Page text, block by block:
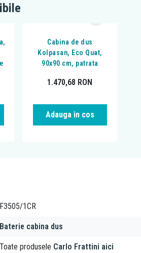
Cabina de dus
Kolpasan, Eco Quat,
90x90 cm, patrata
1.470,68 RON
Adauga in cos
F3505/1CR
Baterie cabina dus
Toate produsele Carlo Frattini aici